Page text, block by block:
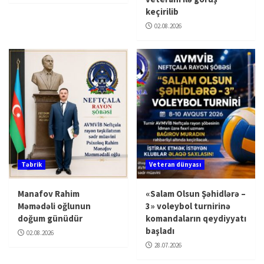
keçirilib
02.08.2026
Təbrik
Manafov Rahim
Məmədəli oğlunun
doğum günüdür
02.08.2026
Veteran dünyası
«Salam Olsun Şəhidlərə –
3» voleybol turnirinə
komandaların qeydiyyatı
başladı
28.07.2026